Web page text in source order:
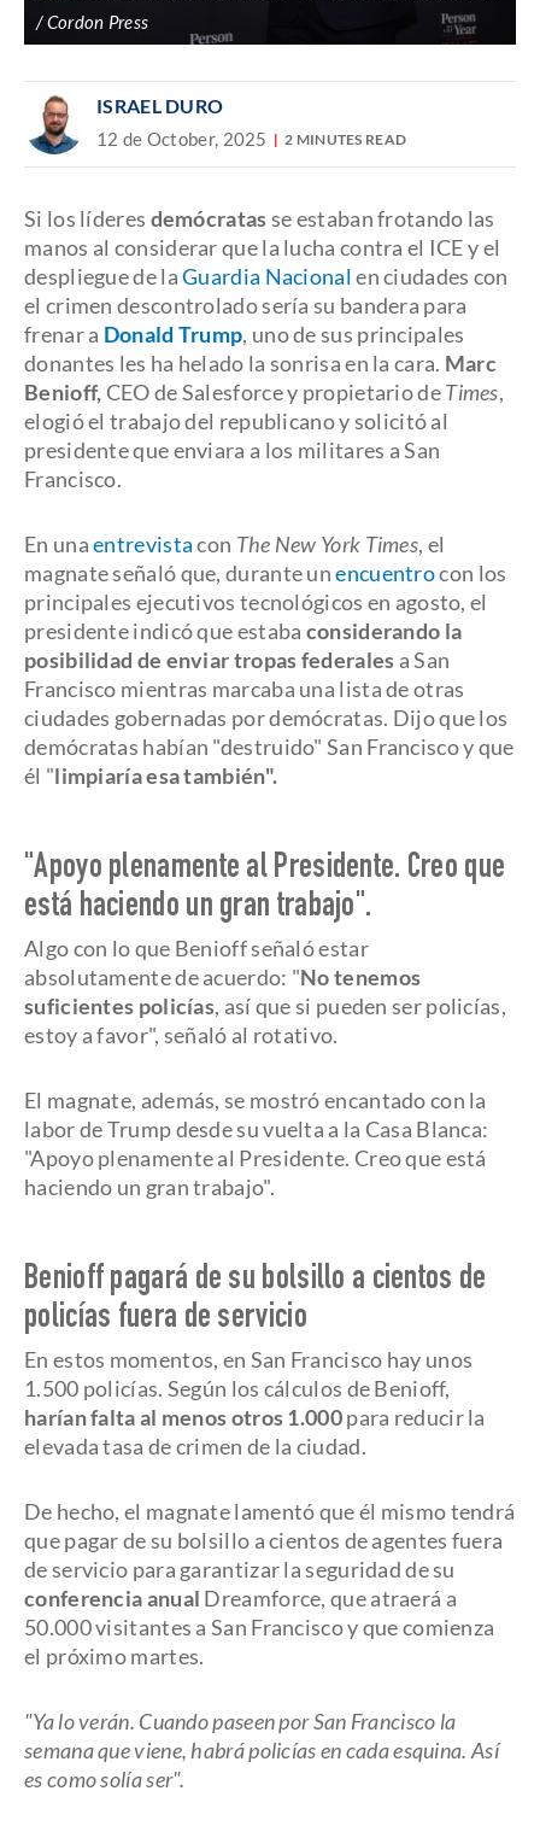
/ Cordon Press
ISRAEL DURO
12 de October, 2025 2 MINUTES READ
Si los líderes demócratasse estaban frotando las
manos al considerar que la lucha contra el ICE y el
despliegue de laGuardia Nacionalen ciudades con
el crimen descontrolado sería su bandera para
frenar a Donald Trump, uno de sus principales
donantes les ha helado la sonrisa en la cara. Marc
Benioff,CEO de Salesforce y propietario deTimes,
elogió el trabajo del republicano y solicitó al
presidente que enviara a los militares a San
Francisco.
En unaentrevistacon The New York Times, el
magnate señaló que, durante unencuentrocon los
principales ejecutivos tecnológicos en agosto, el
presidente indicó que estaba considerando la
posibilidad de enviar tropas federales a San
Francisco mientras marcaba una lista de otras
ciudades gobernadas por demócratas. Dijo que los
demócratas habían "destruido" San Francisco y que
él "limpiaría esa también".
"Apoyo plenamente al Presidente. Creo que
está haciendo un gran trabajo".
Algo con lo que Benioff señaló estar
absolutamente de acuerdo: "No tenemos
suficientes policías, así que si pueden ser policías,
estoy a favor", señaló al rotativo.
El magnate, además, se mostró encantado con la
labor de Trump desde su vuelta a la Casa Blanca:
"Apoyo plenamente al Presidente. Creo que está
haciendo un gran trabajo".
Benioff pagará de su bolsillo a cientos de
policías fuera de servicio
En estos momentos, en San Francisco hay unos
1.500 policías. Según los cálculos de Benioff,
harían falta al menos otros 1.000para reducir la
elevada tasa de crimen de la ciudad.
De hecho, el magnate lamentó que él mismo tendrá
que pagar de su bolsillo a cientos de agentes fuera
de servicio para garantizar la seguridad de su
conferencia anual Dreamforce, que atraerá a
50.000 visitantes a San Francisco y que comienza
el próximo martes.
"Ya lo verán. Cuando paseen por San Francisco la
semana que viene, habrá policías en cada esquina. Así
es como solía ser".